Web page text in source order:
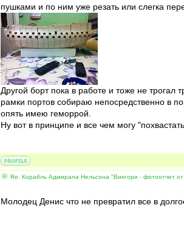
пушками и по ним уже резать или слегка
Другой борт пока в работе и тоже не трогал
рамки портов собираю непосредственно в
опять имею геморрой.
Ну вот в принципе и все чем могу
Re: Корабль Адмирала Нельсона "Виктори - фотоотчет от
Молодец Денис что не превратил все в